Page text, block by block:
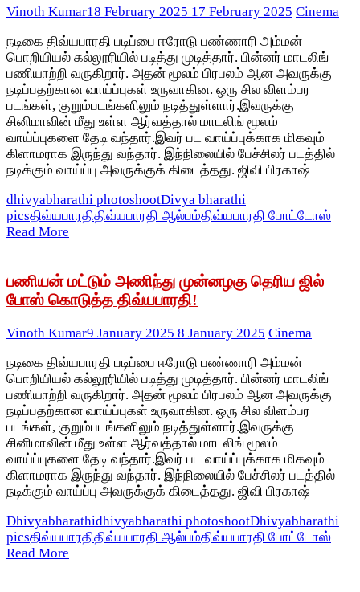
Vinoth Kumar18 February 2025 17 February 2025 Cinema
நடிகை திவ்யபாரதி படிப்பை ஈரோடு பண்ணாரி அம்மன்
பொறியியல் கல்லூரியில் படித்து முடித்தார். பின்னர் மாடலிங்
பணியாற்றி வருகிறார். அதன் மூலம் பிரபலம் ஆன அவருக்கு
நடிப்பதற்கான வாய்ப்புகள் உருவாகின. ஒரு சில விளம்பர
படங்கள், குறும்படங்களிலும் நடித்துள்ளார்.இவருக்கு
சினிமாவின் மீது உள்ள ஆர்வத்தால் மாடலிங் மூலம்
வாய்ப்புகளை தேடி வந்தார்.இவர் பட வாய்ப்புக்காக மிகவும்
கிளாமராக இருந்து வந்தார். இந்நிலையில் பேச்சிலர் படத்தில்
நடிக்கும் வாய்ப்பு அவருக்குக் கிடைத்தது. ஜிவி பிரகாஷ்
dhivyabharathi photoshootDivya bharathi
picsதிவ்யபாரதிதிவ்யபாரதி ஆல்பம்திவ்யபாரதி போட்டோஸ்
Read More
பணியன் மட்டும் அணிந்து முன்னழகு தெரிய ஜில்
போஸ் கொடுத்த திவ்யபாரதி!
Vinoth Kumar9 January 2025 8 January 2025 Cinema
நடிகை திவ்யபாரதி படிப்பை ஈரோடு பண்ணாரி அம்மன்
பொறியியல் கல்லூரியில் படித்து முடித்தார். பின்னர் மாடலிங்
பணியாற்றி வருகிறார். அதன் மூலம் பிரபலம் ஆன அவருக்கு
நடிப்பதற்கான வாய்ப்புகள் உருவாகின. ஒரு சில விளம்பர
படங்கள், குறும்படங்களிலும் நடித்துள்ளார்.இவருக்கு
சினிமாவின் மீது உள்ள ஆர்வத்தால் மாடலிங் மூலம்
வாய்ப்புகளை தேடி வந்தார்.இவர் பட வாய்ப்புக்காக மிகவும்
கிளாமராக இருந்து வந்தார். இந்நிலையில் பேச்சிலர் படத்தில்
நடிக்கும் வாய்ப்பு அவருக்குக் கிடைத்தது. ஜிவி பிரகாஷ்
Dhivyabharathidhivyabharathi photoshootDhivyabharathi
picsதிவ்யபாரதிதிவ்யபாரதி ஆல்பம்திவ்யபாரதி போட்டோஸ்
Read More